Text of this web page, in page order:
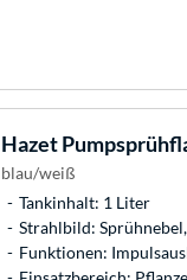
Hazet
blau/weiß
Tankinhalt: 1 Liter
Strahlbild:
Funktionen: